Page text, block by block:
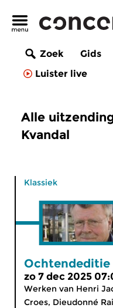
Zoek Gids
Luister live
Alle
Kvandal
Klassiek
Ochtendeditie
zo 7 dec 2025
Werken van Henri
Croes, Dieudonné